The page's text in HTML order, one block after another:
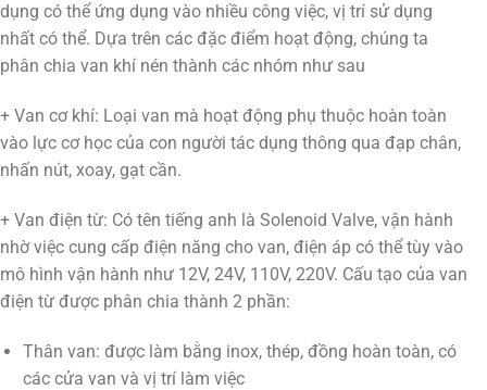
dụng có thể ứng dụng vào nhiều công việc, vị trí sử dụng
nhất có thể. Dựa trên các đặc điểm hoạt động, chúng ta
phân chia van khí nén thành các nhóm như sau
+ Van cơ khí: Loại van mà hoạt động phụ thuộc hoàn toàn
vào lực cơ học của con người tác dụng thông qua đạp chân,
nhấn nút, xoay, gạt cần.
+ Van điện từ: Có tên tiếng anh là Solenoid Valve, vận hành
nhờ việc cung cấp điện năng cho van, điện áp có thể tùy vào
mô hình vận hành như 12V, 24V, 110V, 220V. Cấu tạo của van
điện từ được phân chia thành 2 phần:
Thân van: được làm bằng inox, thép, đồng hoàn toàn, có
các cửa van và vị trí làm việc